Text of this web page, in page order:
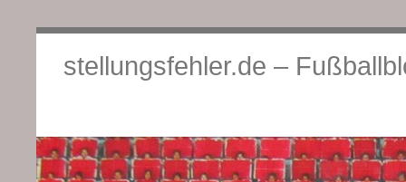
stellungsfehler.de –